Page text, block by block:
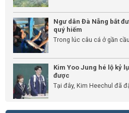
Ngư dân Đà Nẵng bắt
quý hiếm
Trong lúc câu cá ở gần
Kim Yoo Jung hé lộ kỷ
được
Tại đây, Kim Heechul đã